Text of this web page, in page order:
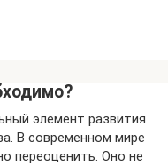
элемент развития
В современном мире
переоценить. Оно не